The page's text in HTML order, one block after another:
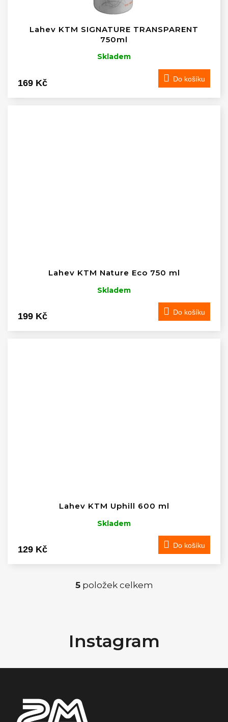
Lahev KTM SIGNATURE TRANSPARENT
750ml
Skladem
169 Kč Do košíku
Lahev KTM Nature Eco 750 ml
Skladem
199 Kč Do košíku
Lahev KTM Uphill 600 ml
Skladem
129 Kč Do košíku
O
á
d
5položek celkem
t
Instagram